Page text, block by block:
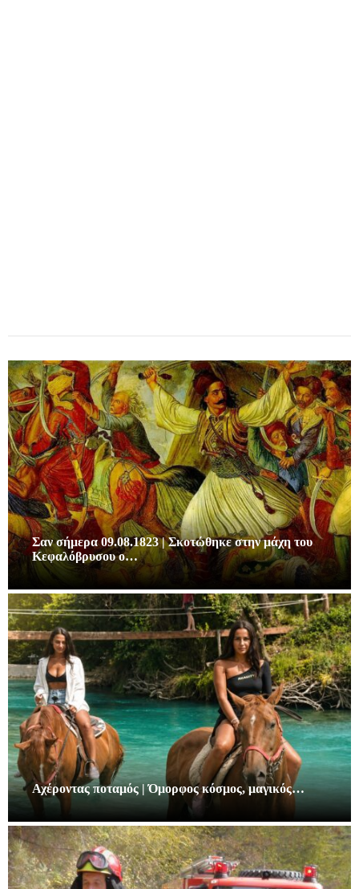
Σαν σήμερα 09.08.1823 | Σκοτώθηκε στην μάχη του
Κεφαλόβρυσου ο…
Αχέροντας ποταμός | Όμορφος κόσμος, μαγικός…